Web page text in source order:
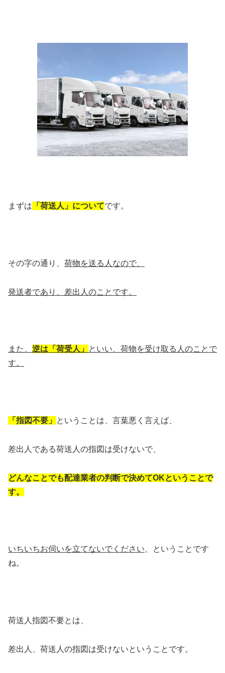
まずは 「荷送人」についてです。
その字の通り、 荷物を送る人なので、
発送者であり、差出人のことです。
また、 逆は「荷受人」
といい、荷物を受け取る人のことで
す。
「指図不要」 ということは、言葉悪く言えば、
差出人である荷送人の指図は受けないで、
どんなことでも配達業者の判断で決めてOKということで
す。
いちいちお伺いを立てないでください 、ということです
ね。
荷送人指図不要とは、
差出人、荷送人の指図は受けないということです。